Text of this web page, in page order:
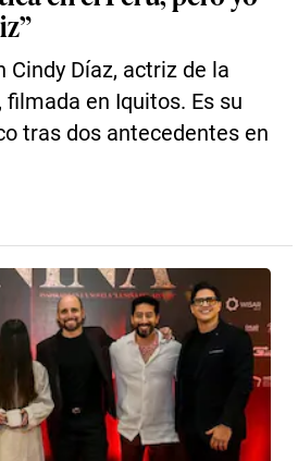
Cindy Díaz, actriz de la
filmada en Iquitos. Es su
tras dos antecedentes en